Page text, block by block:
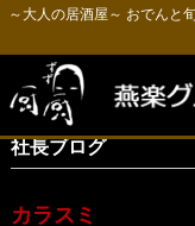
～大人の居酒屋～ おでんと
社長ブログ
カラスミ